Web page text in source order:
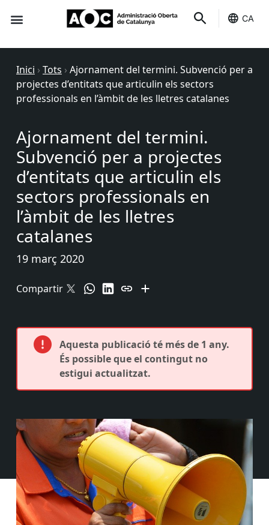
CA
Inici › Tots › Ajornament del termini. Subvenció per a
projectes d’entitats que articulin els sectors
professionals en l’àmbit de les lletres catalanes
Ajornament del termini.
Subvenció per a projectes
d’entitats que articulin els
sectors professionals en
l’àmbit de les lletres
catalanes
19 març 2020
Compartir
Aquesta publicació té més de 1 any.
És possible que el contingut no
estigui actualitzat.